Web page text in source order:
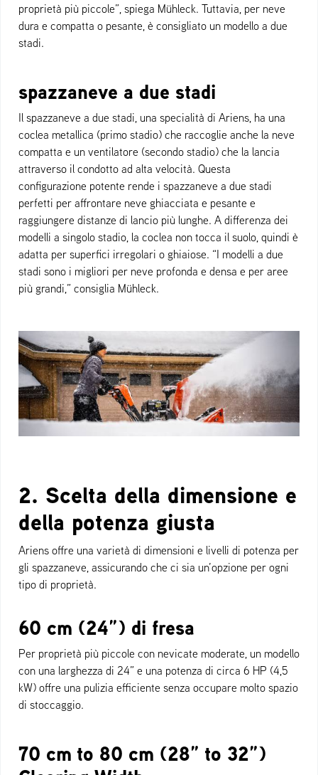
proprietà più piccole”, spiega Mühleck. Tuttavia, per neve
dura e compatta o pesante, è consigliato un modello a due
stadi.
spazzaneve a due stadi
Il spazzaneve a due stadi, una specialità di Ariens, ha una
coclea metallica (primo stadio) che raccoglie anche la neve
compatta e un ventilatore (secondo stadio) che la lancia
attraverso il condotto ad alta velocità. Questa
configurazione potente rende i spazzaneve a due stadi
perfetti per affrontare neve ghiacciata e pesante e
raggiungere distanze di lancio più lunghe. A differenza dei
modelli a singolo stadio, la coclea non tocca il suolo, quindi è
adatta per superfici irregolari o ghiaiose. “I modelli a due
stadi sono i migliori per neve profonda e densa e per aree
più grandi,” consiglia Mühleck.
2. Scelta della dimensione e
della potenza giusta
Ariens offre una varietà di dimensioni e livelli di potenza per
gli spazzaneve, assicurando che ci sia un’opzione per ogni
tipo di proprietà.
60 cm (24”) di fresa
Per proprietà più piccole con nevicate moderate, un modello
con una larghezza di 24” e una potenza di circa 6 HP (4,5
kW) offre una pulizia efficiente senza occupare molto spazio
di stoccaggio.
70 cm to 80 cm (28” to 32”)